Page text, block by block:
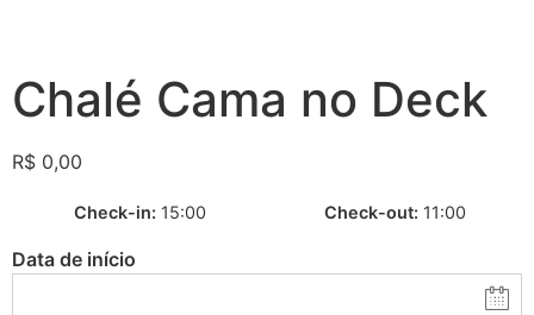
Chalé Cama no Deck
R$ 0,00
Check-in 15:00 Check-out 11:00
Data de início